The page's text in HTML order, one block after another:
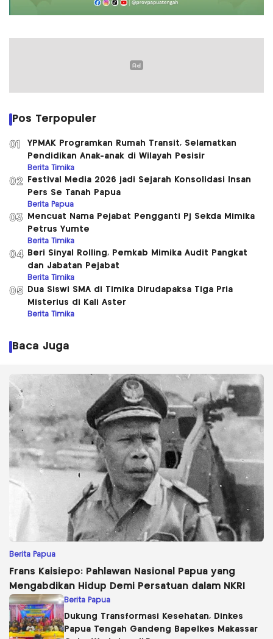
Pos Terpopuler
01
YPMAK Programkan Rumah Transit, Selamatkan
Pendidikan Anak-anak di Wilayah Pesisir
Berita Timika
02
Festival Media 2026 jadi Sejarah Konsolidasi Insan
Pers Se Tanah Papua
Berita Papua
03
Mencuat Nama Pejabat Pengganti Pj Sekda Mimika
Petrus Yumte
Berita Timika
04
Beri Sinyal Rolling, Pemkab Mimika Audit Pangkat
dan Jabatan Pejabat
Berita Timika
05
Dua Siswi SMA di Timika Dirudapaksa Tiga Pria
Misterius di Kali Aster
Berita Timika
Baca Juga
Berita Papua
Frans Kaisiepo: Pahlawan Nasional Papua yang
Mengabdikan Hidup Demi Persatuan dalam NKRI
Berita Papua
Dukung Transformasi Kesehatan, Dinkes
Papua Tengah Gandeng Bapelkes Makassar